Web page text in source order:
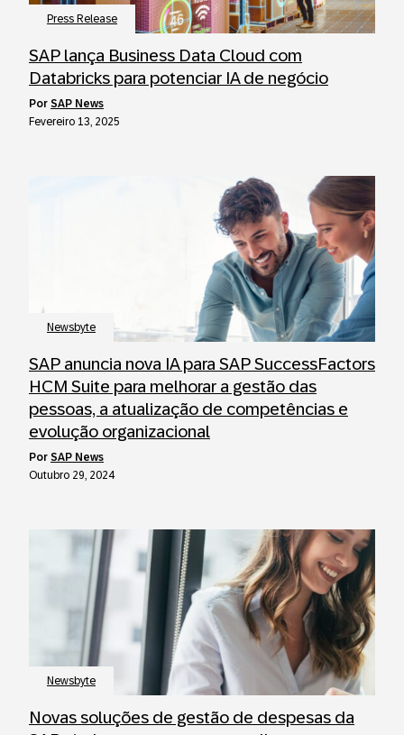
Press Release
SAP lança Business Data Cloud com
Databricks para potenciar IA de negócio
por SAP News
Fevereiro 13, 2025
Newsbyte
SAP anuncia nova IA para SAP SuccessFactors
HCM Suite para melhorar a gestão das
pessoas, a atualização de competências e
evolução organizacional
por SAP News
Outubro 29, 2024
Newsbyte
Novas soluções de gestão de despesas da